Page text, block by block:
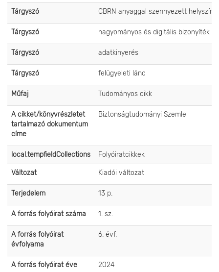
Tárgyszó CBRN anyaggal szennyezett helyszín
Tárgyszó hagyományos és digitális bizonyíték
Tárgyszó adatkinyerés
Tárgyszó felügyeleti lánc
Műfaj Tudományos cikk
A cikket/könyvrészletet
tartalmazó dokumentum
címe
Biztonságtudományi Szemle
local.tempfieldCollections Folyóiratcikkek
Változat Kiadói változat
Terjedelem 13 p.
A forrás folyóirat száma 1. sz.
A forrás folyóirat
évfolyama
6. évf.
A forrás folyóirat éve 2024